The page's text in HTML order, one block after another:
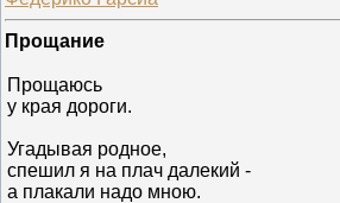
Прощание
Прощаюсь
у края дороги.
Угадывая родное,
спешил я на плач далекий -
а плакали надо мною.